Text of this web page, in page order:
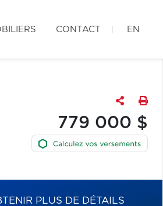
CONTACT EN
779 000 $
PLUS DE DÉTAILS